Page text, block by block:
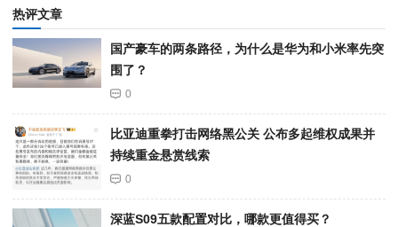
热评文章
国产豪车的两条路径，为什么是华为和小米率先突
围了？
0
比亚迪重拳打击网络黑公关 公布多起维权成果并
持续重金悬赏线索
0
深蓝S09五款配置对比，哪款更值得买？